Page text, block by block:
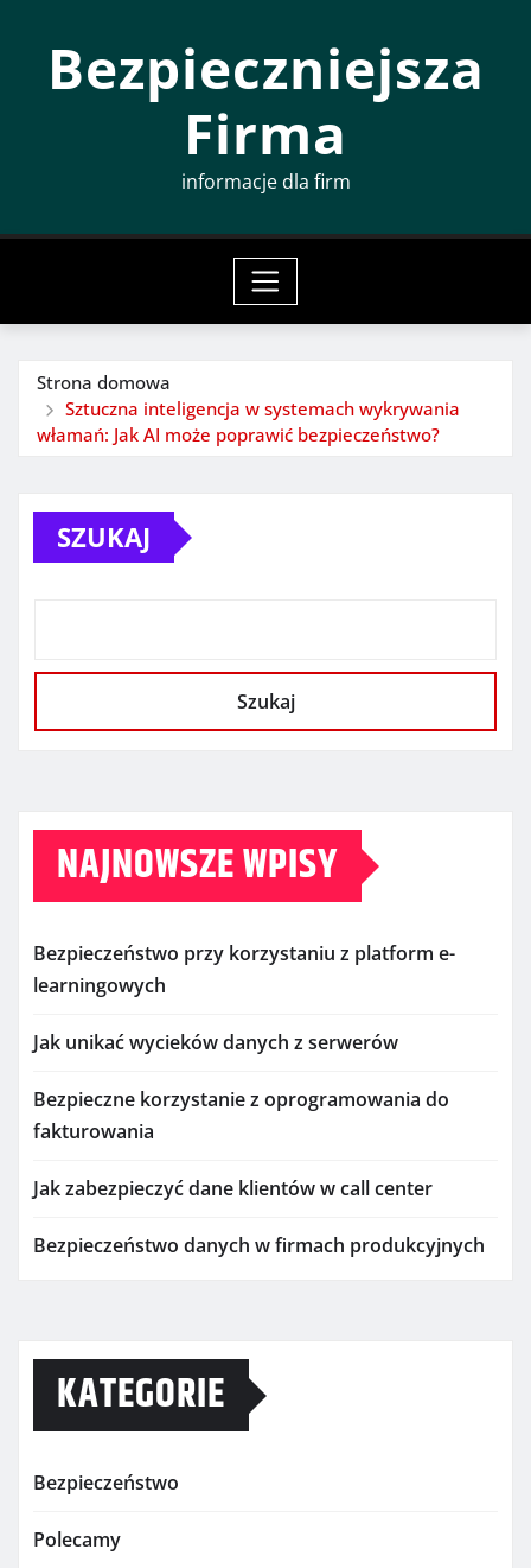
Bezpieczniejsza
Firma
informacje dla firm
Strona domowa
Sztuczna inteligencja w systemach wykrywania
włamań: Jak AI może poprawić bezpieczeństwo?
SZUKAJ
Szukaj
NAJNOWSZE WPISY
Bezpieczeństwo przy korzystaniu z platform e-
learningowych
Jak unikać wycieków danych z serwerów
Bezpieczne korzystanie z oprogramowania do
fakturowania
Jak zabezpieczyć dane klientów w call center
Bezpieczeństwo danych w firmach produkcyjnych
KATEGORIE
Bezpieczeństwo
Polecamy